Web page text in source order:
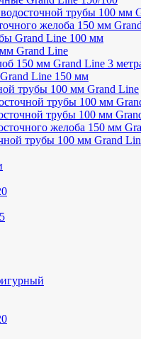
трубы 100 мм
желоба 150 мм
Grand Line 100 мм
Grand Line
150 мм Grand Line 3
Line 150 мм
трубы 100 мм Grand Line
трубы 100 мм
трубы 100 мм
желоба 150 мм
трубы 100 мм Grand